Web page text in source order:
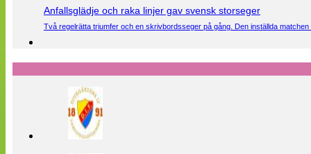
Anfallsglädje och raka linjer gav svensk storseger
Två regelrätta triumfer och en skrivbordsseger på gång. Den inställda